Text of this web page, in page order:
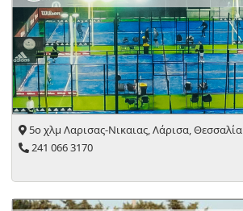
5ο χλμ Λαρισας-Νικαιας, Λάρισα, Θεσσαλία
241 066 3170